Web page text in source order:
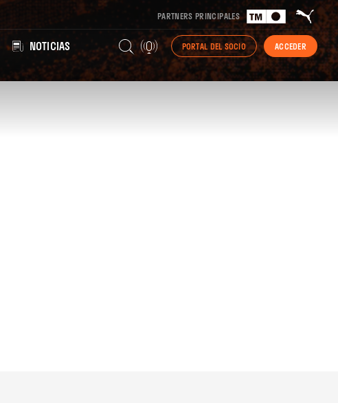
PARTNERS PRINCIPALES
NOTICIAS PORTAL DEL SOCIO ACCEDER